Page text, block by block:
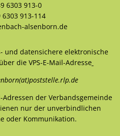
6303 913-0
6303 913-114
alsenborn.de
und datensichere elektronische
die VPS-E-Mail-Adresse
der Verbandsgemeinde
nur der unverbindlichen
oder Kommunikation.